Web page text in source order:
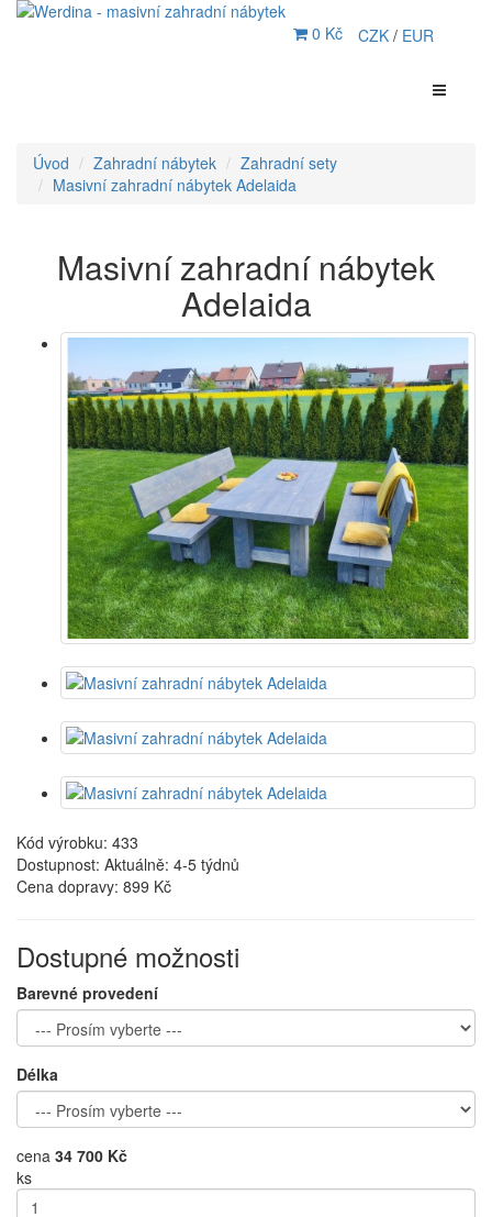
0 Kč CZK / EUR
Úvod Zahradní nábytek
Zahradní sety
Masivní zahradní nábytek Adelaida
Masivní zahradní nábytek
Adelaida
Kód výrobku: 433
Dostupnost: Aktuálně: 4-5 týdnů
Cena dopravy: 899 Kč
Dostupné možnosti
Barevné provedení
Délka
cena 34 700 Kč
ks